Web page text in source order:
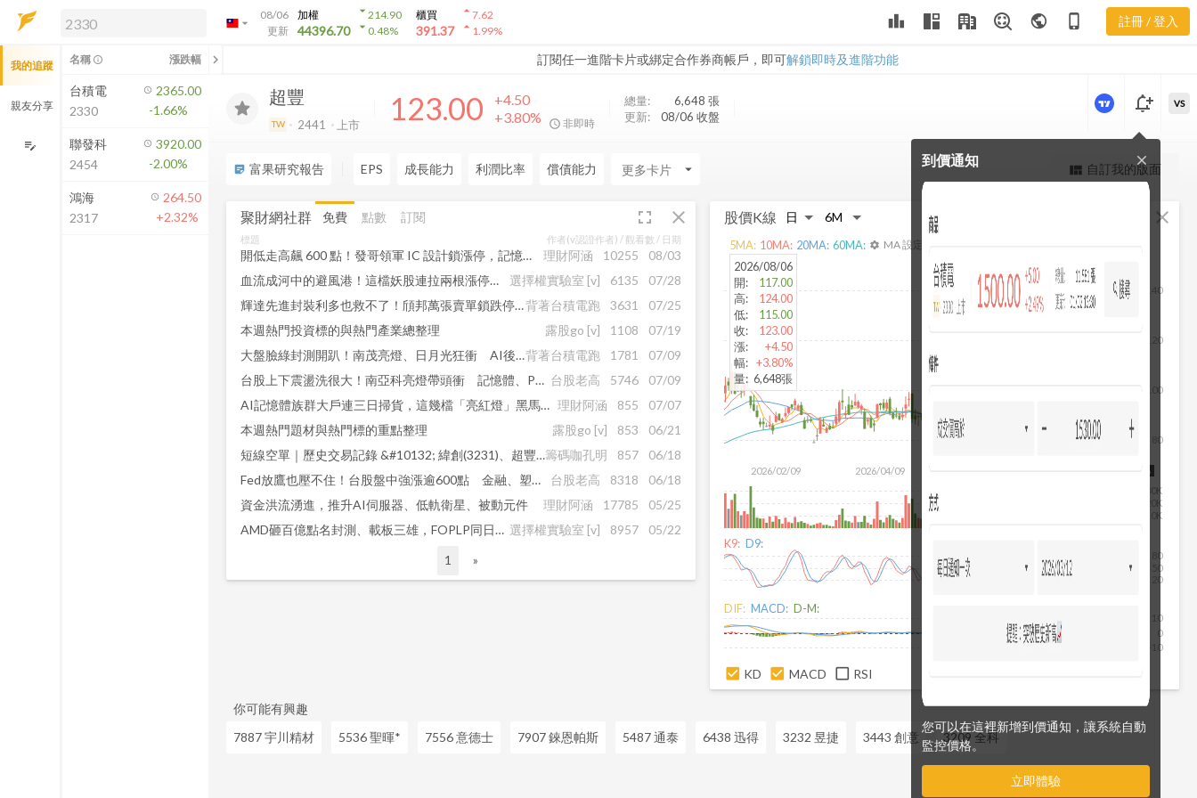
arrow_drop_down
08/06
更新
加權
44396.70
arrow_drop_down214.90
arrow_drop_down0.48%
櫃買
391.37
arrow_drop_up7.62
arrow_drop_up1.99% leaderboard public phone_iphone 註冊 / 登入
訂閱任一進階卡片或綁定合作券商帳戶，即可解鎖即時及進階功能
解鎖即時行情及進階功能
方案」，即可解鎖以下功能：
即時行情
即時市況與排行
成交金額熱力圖
前往方案訂閱
如何綁定合作券商
社群
超豐
TW 2441 上市 123.00
+4.50
+3.80%
非即時
總量: 6,648 張
更新:
08/06 收盤
更強大的進階價量圖表
notification_add
到價通知
您可以在這裡新增到價通知，讓系統自動
監控價格。
立即體驗
close
VS
sticky_note_2 富果研究報告 EPS 成長能力 利潤比率 償債能力 arrow_drop_down view_quilt 自訂我的版面
聚財網社群 fullscreen close
免費 點數 訂閱
標題 作者(v認證作者) / 觀看數 / 日期
開低走高飆 600 點！發哥領軍 IC 設計鎖漲停，記憶體強勢集體亮燈，將引爆這幾隻.. 理財阿涵 10255
08/03
血流成河中的避風港！這檔妖股連拉兩根漲停，短線高勝率聖品！
選擇權實驗室 [v] 6135
07/28
輝達先進封裝利多也救不了！頎邦萬張賣單鎖跌停 封測族群慘遭團滅背著台積電跑 3631
07/25
本週熱門投資標的與熱門產業總整理
露股go [v] 1108
07/19
大盤臉綠封測開趴！南茂亮燈、日月光狂衝 AI後段鏈逆勢吸金背著台積電跑 1781
07/09
台股上下震盪洗很大！南亞科亮燈帶頭衝 記憶體、PCB封測接棒撐盤 台股老高 5746
07/09
AI記憶體族群大戶連三日掃貨，這幾檔「亮紅燈」黑馬散戶還沒發現 理財阿涵 855
07/07
本週熱門題材與熱門標的重點整理
露股go [v] 853
06/21
短線空單｜歷史交易記錄 &#10132; 緯創(3231)、超豐(2441)籌碼咖孔明 857
06/18
Fed放鷹也壓不住！台股盤中強漲逾600點 金融、塑化、被動元件搶當主角
台股老高 8318
06/18
資金洪流湧進，推升AI伺服器、低軌衛星、被動元件
理財阿涵 17785
05/25
AMD砸百億點名封測、載板三雄，FOPLP同日爆發... 選擇權實驗室 [v] 8957 05/22
1 »
股價K線 close
2026/02/09 2026/04/09
80
100
120
140
2026/08/06
10K
20K
30K
2026/08/06
開:
117.00
高:
124.00
低:
115.00
收:
123.00
漲:
+4.50
幅: +3.80%
量: 6,648張
5MA: 10MA: 20MA: 60MA: settings MA 設定
K9: D9:
20
50
80
DIF: MACD: D-M:
-10
0
10
KD MACD RSI
你可能有興趣
7887 宇川精材
5536 聖暉* 7556 意德士 7907 錸恩帕斯 5487 通泰 6438 迅得 3232 昱捷 3443 創意 3209 全科
我的追蹤
親友分享
edit_note
名稱 info_outline 漲跌幅 chevron_left
台積電
2330
2365.00
-1.66%
聯發科
2454
3920.00
-2.00%
鴻海
2317
264.50
+2.32%